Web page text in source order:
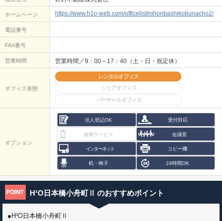
ホームページ https://www.h1o-web.com/officelist/nihonbashikobunacho2/
電話番号
FAX番号
営業時間 営業時間／9：00～17：40（土・日・祝定休）
オフィス形態
レンタルオフィス
シェアオフィス
バーチャルオフィス
オプション
法人登記OK 受付対応
秘書サービス 会議室
インターネット コピー機
机・椅子 24時間OK
H¹O日本橋小舟町Ⅱ のおすすめポイント
●H¹O日本橋小舟町Ⅱ